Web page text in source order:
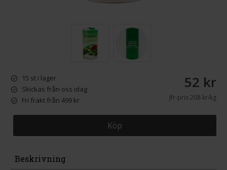
15 st i lager
Skickas från oss idag
Fri frakt från 499 kr
52 kr
Jfr-pris208 kr/kg
Köp
Beskrivning